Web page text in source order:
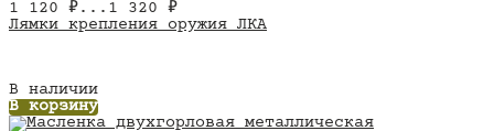
1 120 ₽ ... 1 320 ₽
Лямки крепления оружия ЛКА
В наличии
В корзину